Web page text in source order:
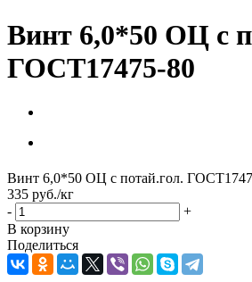
Винт 6,0*50 ОЦ с
ГОСТ17475-80
Винт 6,0*50 ОЦ с потай.гол.
335 руб./кг
-
+
В корзину
Поделиться